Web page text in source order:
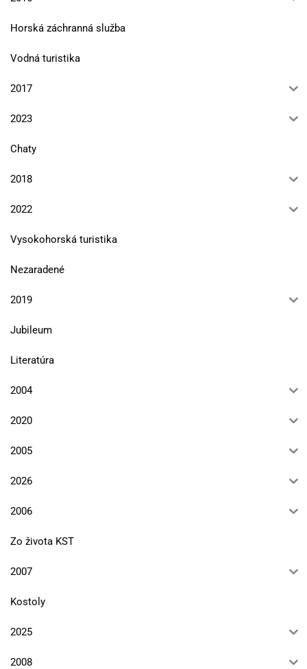
Horská záchranná služba
Vodná turistika
2017
2023
Chaty
2018
2022
Vysokohorská turistika
Nezaradené
2019
Jubileum
Literatúra
2004
2020
2005
2026
2006
Zo života KST
2007
Kostoly
2025
2008